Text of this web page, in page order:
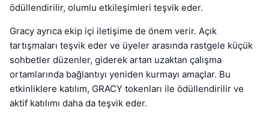
ödüllendirilir, olumlu etkileşimleri teşvik eder.
Gracy ayrıca ekip içi iletişime de önem verir. Açık
tartışmaları teşvik eder ve üyeler arasında rastgele küçük
sohbetler düzenler, giderek artan uzaktan çalışma
ortamlarında bağlantıyı yeniden kurmayı amaçlar. Bu
etkinliklere katılım, GRACY tokenları ile ödüllendirilir ve
aktif katılımı daha da teşvik eder.